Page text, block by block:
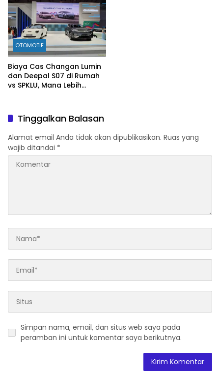
OTOMOTIF
Biaya Cas Changan Lumin
dan Deepal S07 di Rumah
vs SPKLU, Mana Lebih
Tinggalkan Balasan
Alamat email Anda tidak akan dipublikasikan. Ruas yang
wajib ditandai *
Simpan nama, email, dan situs web saya pada
peramban ini untuk komentar saya berikutnya.